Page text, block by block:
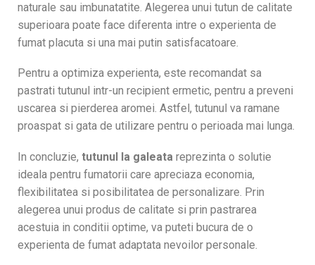
naturale sau imbunatatite. Alegerea unui tutun de calitate
superioara poate face diferenta intre o experienta de
fumat placuta si una mai putin satisfacatoare.
Pentru a optimiza experienta, este recomandat sa
pastrati tutunul intr-un recipient ermetic, pentru a preveni
uscarea si pierderea aromei. Astfel, tutunul va ramane
proaspat si gata de utilizare pentru o perioada mai lunga.
In concluzie, tutunul la galeata reprezinta o solutie
ideala pentru fumatorii care apreciaza economia,
flexibilitatea si posibilitatea de personalizare. Prin
alegerea unui produs de calitate si prin pastrarea
acestuia in conditii optime, va puteti bucura de o
experienta de fumat adaptata nevoilor personale.